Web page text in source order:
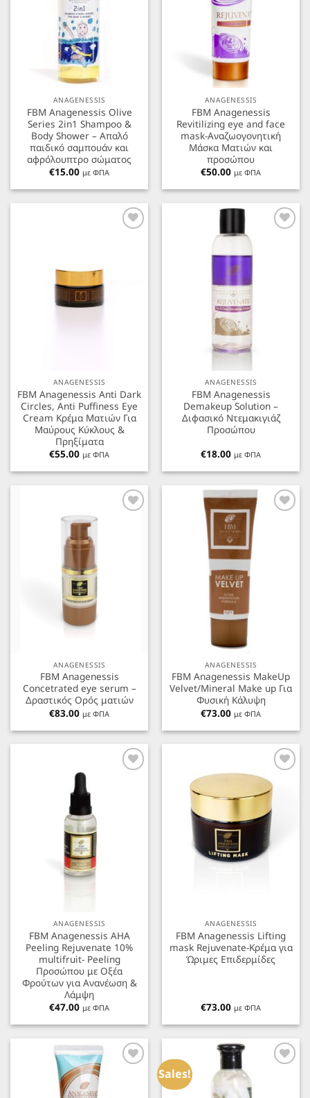
ANAGENESSIS
FBM Anagenessis Olive
Series 2in1 Shampoo &
Body Shower – Απαλό
παιδικό σαμπουάν και
αφρόλουπτρο σώματος
€15.00 με ΦΠΑ
ANAGENESSIS
FBM Anagenessis
Revitilizing eye and face
mask-Αναζωογονητική
Μάσκα Ματιών και
προσώπου
€50.00 με ΦΠΑ
Προσθήκη
ANAGENESSIS
FBM Anagenessis Anti Dark
Circles, Anti Puffiness Eye
Cream Κρέμα Ματιών Για
Μαύρους Κύκλους &
Πρηξίματα
€55.00 με ΦΠΑ
Προσθήκη
Αγαπημένα
ANAGENESSIS
FBM Anagenessis
Demakeup Solution –
Διφασικό Ντεμακιγιάζ
Προσώπου
€18.00 με ΦΠΑ
Προσθήκη
ANAGENESSIS
FBM Anagenessis
Concetrated eye serum –
Δραστικός Ορός ματιών
€83.00 με ΦΠΑ
Προσθήκη
Αγαπημένα
ANAGENESSIS
FBM Anagenessis MakeUp
Velvet/Mineral Μake up Για
Φυσική Κάλυψη
€73.00 με ΦΠΑ
Προσθήκη
ANAGENESSIS
FBM Anagenessis AHA
Peeling Rejuvenate 10%
multifruit- Peeling
Προσώπου με Οξέα
Φρούτων για Ανανέωση &
Λάμψη
€47.00 με ΦΠΑ
Προσθήκη
Αγαπημένα
ANAGENESSIS
FBM Anagenessis Lifting
mask Rejuvenate-Κρέμα για
Ώριμες Επιδερμίδες
€73.00 με ΦΠΑ
Προσθήκη
Sales!
Προσθήκη